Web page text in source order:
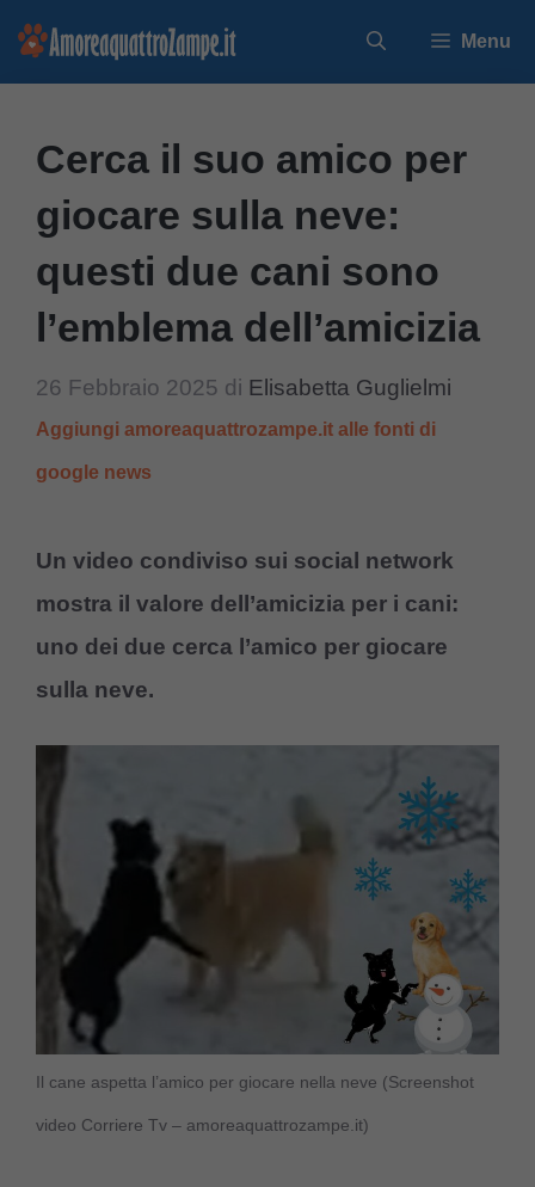
Vai
Menu
Cerca il suo amico per
giocare sulla neve:
questi due cani sono
l’emblema dell’amicizia
26 Febbraio 2025 di Elisabetta Guglielmi
Aggiungi amoreaquattrozampe.it alle fonti di
google news
Un video condiviso sui social network
mostra il valore dell’amicizia per i cani:
uno dei due cerca l’amico per giocare
sulla neve.
Il cane aspetta l’amico per giocare nella neve (Screenshot
video Corriere Tv – amoreaquattrozampe.it)